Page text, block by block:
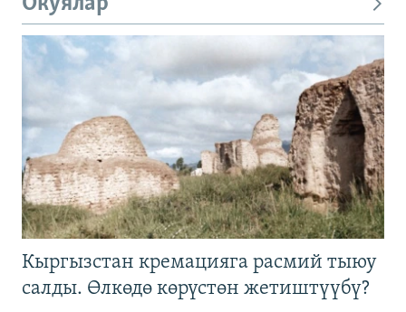
Кыргызстан кремацияга расмий тыюу
салды. Өлкөдө көрүстөн жетиштүүбү?